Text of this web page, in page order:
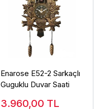
Enarose E52-2 Sarkaçlı
Guguklu Duvar Saati
3.960,00 TL